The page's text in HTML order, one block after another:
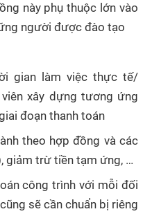
này phụ thuộc lớn vào
người được đào tạo
gian làm việc thực tế/
xây dựng tương ứng
đoạn thanh toán
theo hợp đồng và các
giảm trừ tiền tạm ứng, …
công trình với mỗi đối
sẽ cần chuẩn bị riêng